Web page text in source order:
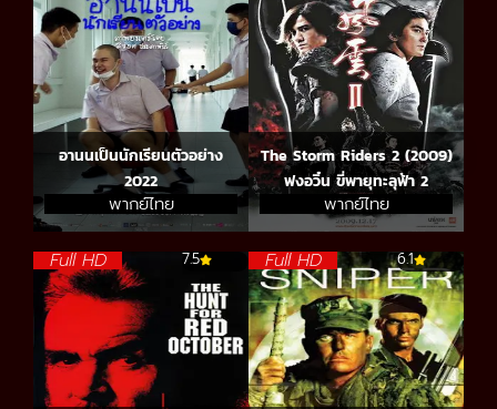
อานนเป็นนักเรียนตัวอย่าง
2022
พากย์ไทย
The Storm Riders 2 (2009)
ฟงอวิ๋น ขี่พายุทะลุฟ้า 2
พากย์ไทย
Full HD 7.5 Full HD 6.1